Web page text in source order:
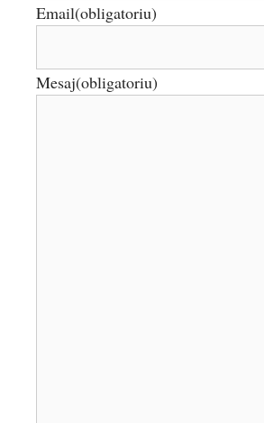
Email(obligatoriu)
Mesaj(obligatoriu)